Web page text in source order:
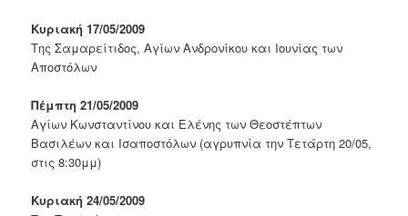
Κυριακή 17/05/2009
Της Σαμαρείτιδος, Αγίων Ανδρονίκου και Ιουνίας των
Αποστόλων
Πέμπτη 21/05/2009
Αγίων Κωνσταντίνου και Ελένης των Θεοστέπτων
Βασιλέων και Ισαποστόλων (αγρυπνία την Τετάρτη 20/05,
στις 8:30μμ)
Κυριακή 24/05/2009